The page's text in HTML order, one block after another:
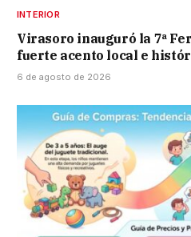
INTERIOR
Virasoro inauguró la 7ª
fuerte acento local e
6 de agosto de 2026